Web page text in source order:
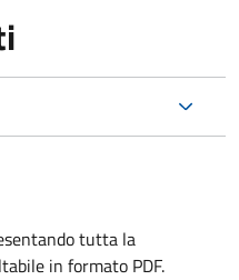
tutta la
in formato PDF.